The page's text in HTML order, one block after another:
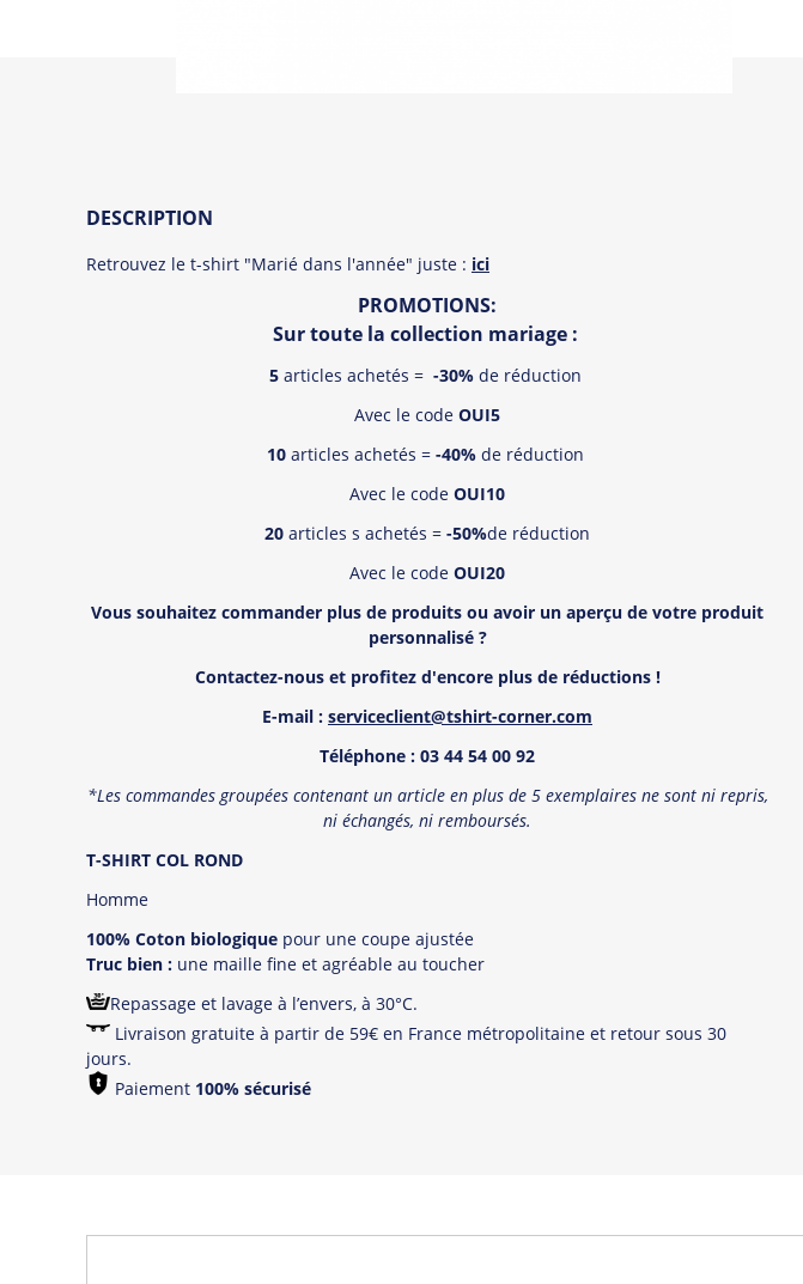
DESCRIPTION
Retrouvez le t-shirt "Marié dans l'année" juste : ici
PROMOTIONS:
Sur toute la collection mariage :
5articles achetés = -30%de réduction
Avec le code OUI5
10articles achetés = -40%de réduction
Avec le code OUI10
20 articles s achetés = -50%de réduction
Avec le code OUI20
Vous souhaitez commander plus de produits ou avoir un aperçu de votre produit
personnalisé ?
Contactez-nous et profitez d'encore plus de réductions !
E-mail : serviceclient@tshirt-corner.com
Téléphone : 03 44 54 00 92
*Les commandes groupées contenant un article en plus de 5 exemplaires ne sont ni repris,
ni échangés, ni remboursés.
T-SHIRT COL ROND
Homme
100% Coton biologique pour une coupe ajustée
Truc bien : une maille fine et agréable au toucher
Repassage et lavage à l’envers, à 30°C.
Livraison gratuite à partir de 59€ en France métropolitaine et retour sous 30
jours.
Paiement 100% sécurisé